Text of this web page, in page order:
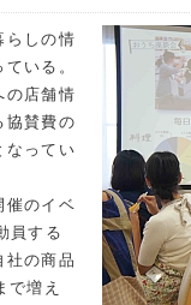
らしの情
いる。
の店舗情
協賛費の
なってい
催のイベ
員する
社の商品
で増え